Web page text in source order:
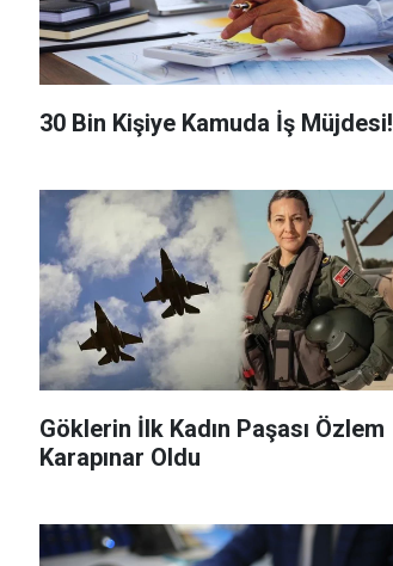
​30 Bin Kişiye Kamuda İş Müjdesi!
Göklerin İlk Kadın Paşası Özlem
Karapınar Oldu